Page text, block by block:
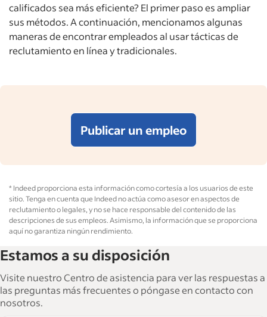
calificados sea más eficiente? El primer paso es ampliar
sus métodos. A continuación, mencionamos algunas
maneras de encontrar empleados al usar tácticas de
reclutamiento en línea y tradicionales.
Publicar un empleo
* Indeed proporciona esta información como cortesía a los usuarios de este
sitio. Tenga en cuenta que Indeed no actúa como asesor en aspectos de
reclutamiento o legales, y no se hace responsable del contenido de las
descripciones de sus empleos. Asimismo, la información que se proporciona
aquí no garantiza ningún rendimiento.
Estamos a su disposición
Visite nuestro Centro de asistencia para ver las respuestas a
las preguntas más frecuentes o póngase en contacto con
nosotros.